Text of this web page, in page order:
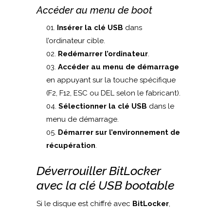
Accéder au menu de boot
Insérer la clé USB dans
l’ordinateur cible.
Redémarrer l’ordinateur.
Accéder au menu de démarrage
en appuyant sur la touche spécifique
(F2, F12, ESC ou DEL selon le fabricant).
Sélectionner la clé USB dans le
menu de démarrage.
Démarrer sur l’environnement de
récupération.
Déverrouiller BitLocker
avec la clé USB bootable
Si le disque est chiffré avec BitLocker,